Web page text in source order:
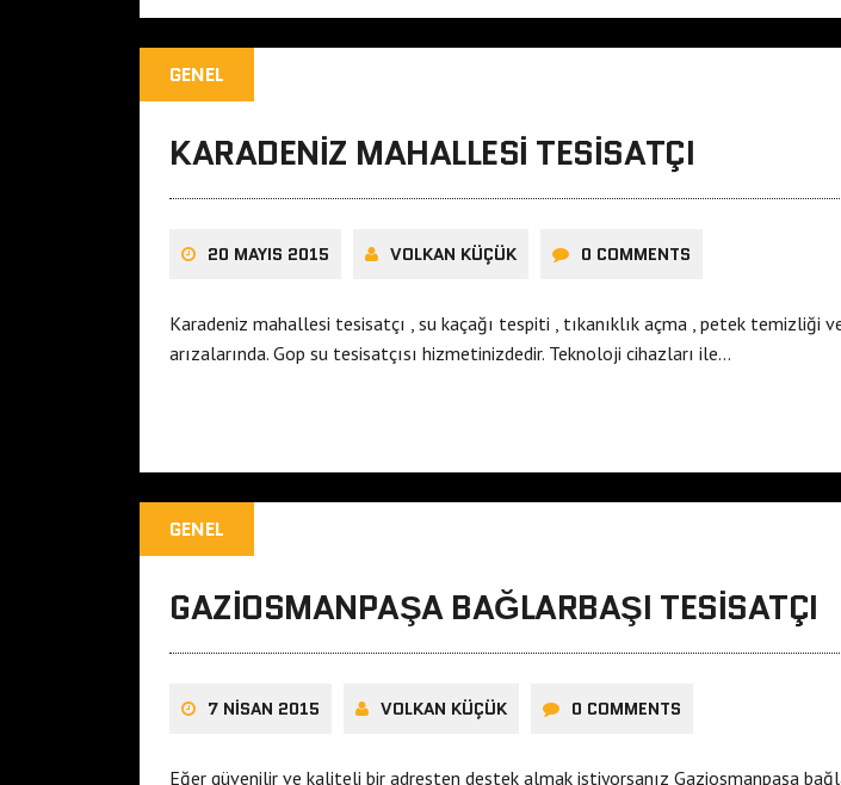
GENEL
KARADENIZ MAHALLESI TESISATÇI
20 MAYIS 2015 VOLKAN KÜÇÜK 0 COMMENTS
Karadeniz mahallesi tesisatçı , su kaçağı tespiti , tıkanıklık açma , petek temizliği
arızalarında. Gop su tesisatçısı hizmetinizdedir. Teknoloji cihazları ile…
GENEL
GAZIOSMANPAŞA BAĞLARBAŞI TESISATÇI
7 NISAN 2015 VOLKAN KÜÇÜK 0 COMMENTS
Eğer güvenilir ve kaliteli bir adresten destek almak istiyorsanız Gaziosmanpaşa